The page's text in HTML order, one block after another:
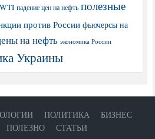
падение цен на нефть полезные
против России фьючерсы на
на нефть экономика России
Украины
ПОЛИТИКА
БИЗНЕС
ПОЛЕЗНО СТАТЬИ